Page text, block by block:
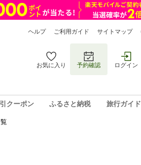
ヘルプ ご利用ガイド サイトマップ
お気に入り 予約確認 ログイン
クーポン ふるさと納税 旅行ガイド